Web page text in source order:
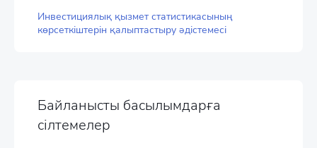
Инвестициялық қызмет статистикасының
көрсеткіштерін қалыптастыру әдістемесі
Байланысты басылымдарға
сілтемелер